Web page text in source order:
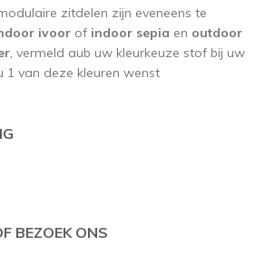
zitdelen zijn eveneens te
ivoor of indoor sepia en outdoor
, vermeld aub uw kleurkeuze stof bij uw
1 van deze kleuren wenst
BEZOEK ONS